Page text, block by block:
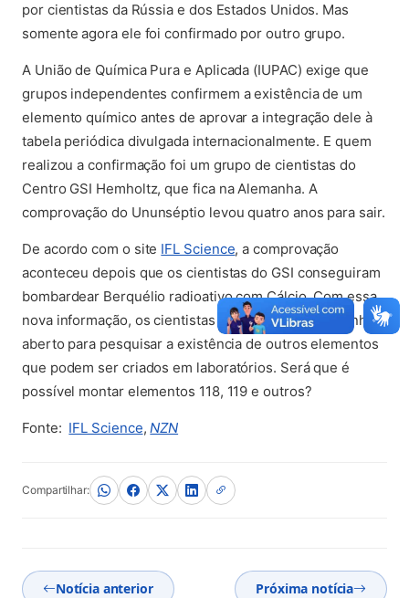
por cientistas da Rússia e dos Estados Unidos. Mas
somente agora ele foi confirmado por outro grupo.
A União de Química Pura e Aplicada (IUPAC) exige que
grupos independentes confirmem a existência de um
elemento químico antes de aprovar a integração dele à
tabela periódica divulgada internacionalmente. E quem
realizou a confirmação foi um grupo de cientistas do
Centro GSI Hemholtz, que fica na Alemanha. A
comprovação do Ununséptio levou quatro anos para sair.
De acordo com o site IFL Science(abre em nova aba)
, a comprovação
aconteceu depois que os cientistas do GSI conseguiram
bombardear Berquélio radioativo com Cálcio. Com essa
nova informação, os cientistas agora possuem caminho
aberto para pesquisar a existência de outros elementos
que podem ser criados em laboratórios. Será que é
possível montar elementos 118, 119 e outros?
Fonte: IFL Science(abre em nova aba)
,NZN(abre em nova aba)
Compartilhar:
Notícia anterior Próxima notícia